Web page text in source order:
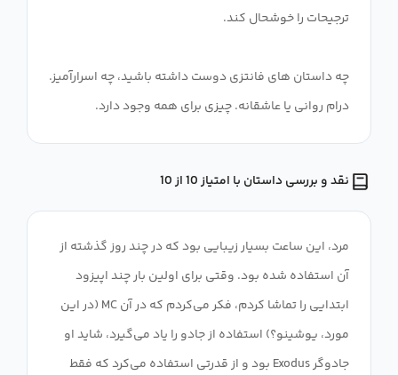
چه داستان های فانتزی دوست داشته باشید، چه اسرارآمیز.
درام روانی یا عاشقانه. چیزی برای همه وجود دارد.
نقد و بررسی داستان با امتیاز 10 از 10
مرد، این ساعت بسیار زیبایی بود که در چند روز گذشته از
آن استفاده شده بود. وقتی برای اولین بار چند اپیزود
ابتدایی را تماشا کردم، فکر می‌کردم که در آن MC (در این
مورد، یوشینو؟) استفاده از جادو را یاد می‌گیرد، شاید او
جادوگر Exodus بود و از قدرتی استفاده می‌کرد که فقط